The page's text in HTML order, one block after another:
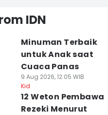
IDN
Minuman Terbaik
untuk Anak saat
Cuaca Panas
9 Aug 2026, 12:05 WIB
Kid
12 Weton Pembawa
Rezeki Menurut